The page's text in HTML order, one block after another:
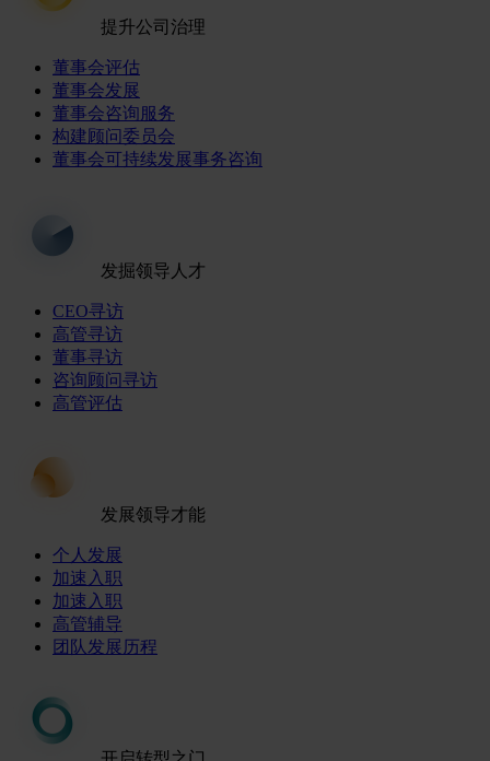
提升公司治理
董事会评估
董事会发展
董事会咨询服务
构建顾问委员会
董事会可持续发展事务咨询
发掘领导人才
CEO寻访
高管寻访
董事寻访
咨询顾问寻访
高管评估
发展领导才能
个人发展
加速入职
加速入职
高管辅导
团队发展历程